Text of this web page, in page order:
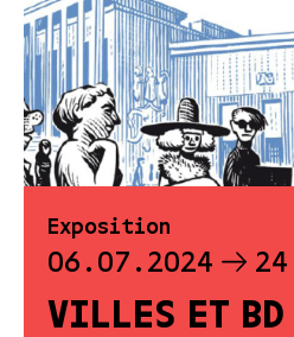
Exposition
06.07.2024
VILLES ET BD